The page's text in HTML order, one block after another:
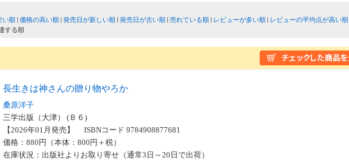
い順 価格の高い順 発売日が新しい順 発売日が古い順 売れている順 レビューが多い順
レビューの平均点が高い順
する順
長生きは神さんの贈り物やろか
桑原洋子
三学出版（大津） (Ｂ６)
【2026年01月発売】 ISBNコード 9784908877681
価格：880円（本体：800円＋税）
在庫状況：出版社よりお取り寄せ（通常3日～20日で出荷）